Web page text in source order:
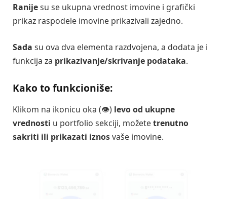
Ranijesu se ukupna vrednost imovine i grafički
prikaz raspodele imovine prikazivali zajedno.
Sada su ova dva elementa razdvojena, a dodata je i
funkcija za prikazivanje/skrivanje podataka.
Kako to funkcioniše:
Klikom na ikonicu oka (👁️) levo od ukupne
vrednosti u portfolio sekciji, možetetrenutno
sakriti ili prikazati iznosvaše imovine.